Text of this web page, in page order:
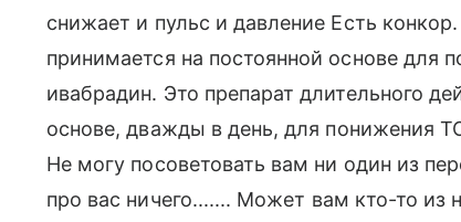
снижает и пульс и давление Есть
принимается на постоянной основе для
ивабрадин. Это препарат длительного
основе, дважды в день, для понижения
Не могу посоветовать вам ни один из
про вас ничего....... Может вам кто-то